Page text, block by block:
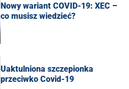
Nowy wariant COVID-19: XEC –
co musisz wiedzieć?
Uaktulniona szczepionka
przeciwko Covid-19